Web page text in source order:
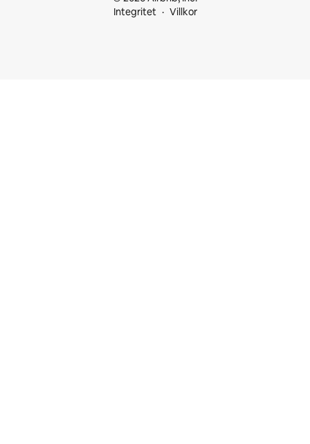
Integritet
Villkor